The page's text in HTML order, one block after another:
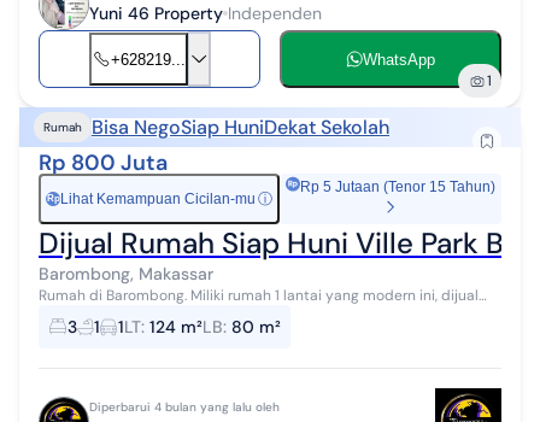
Yuni 46 Property Independen
+628219... WhatsApp
1
Rumah Bisa NegoSiap HuniDekat Sekolah
Rp 800 Juta
Rp Lihat Kemampuan Cicilan-mu ⓘ
Rp 5 Jutaan (Tenor 15 Tahun)
Dijual Rumah Siap Huni Ville Park
Barombong, Makassar
Rumah di Barombong. Miliki rumah 1 lantai yang modern ini, dijual
dengan pemandangan asri yang menambah nilai estetika di
lingkungan hunian. Ruma...
3 1 1LT: 124 m²LB: 80 m²
Diperbarui 4 bulan yang lalu oleh